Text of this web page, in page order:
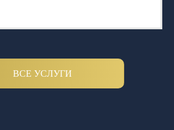
ВСЕ УСЛУГИ